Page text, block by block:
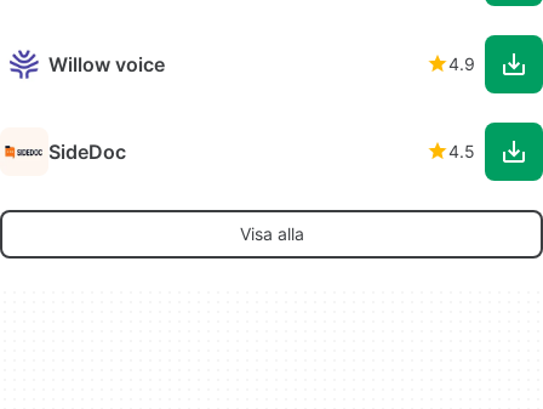
Willow voice 4.9
SideDoc 4.5
Visa alla